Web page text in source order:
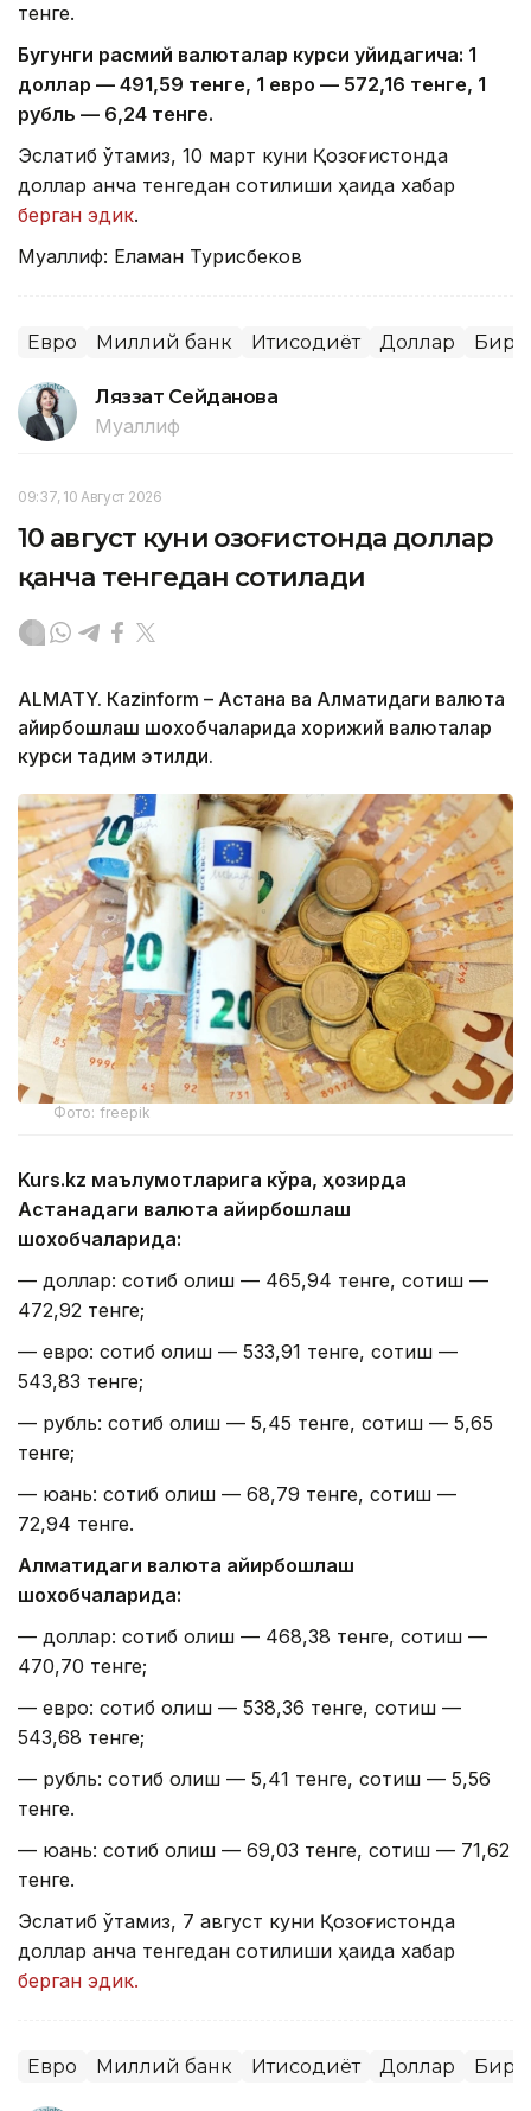
тенге.
Бугунги расмий валюталар курси қуйидагича: 1
доллар — 491,59 тенге, 1 евро — 572,16 тенге, 1
рубль — 6,24 тенге.
Эслатиб ўтамиз, 10 март куни Қозоғистонда
доллар қанча тенгедан сотилиши ҳақида хабар
берган эдик.
Муаллиф: Еламан Турисбеков
Евро Миллий банк Иқтисодиёт Доллар
Ляззат Сейданова
Муаллиф
09:37, 10 Август 2026
10 август куни Қозоғистонда доллар
қанча тенгедан сотилади
ALMATY. Кazinform – Астана ва Алматидаги валюта
айирбошлаш шохобчаларида хорижий валюталар
курси тақдим этилди.
Фото: freepik
Kurs.kz маълумотларига кўра, ҳозирда
Астанадаги валюта айирбошлаш
шохобчаларида:
— доллар: сотиб олиш — 465,94 тенге, сотиш —
472,92 тенге;
— евро: сотиб олиш — 533,91 тенге, сотиш —
543,83 тенге;
— рубль: сотиб олиш — 5,45 тенге, сотиш — 5,65
тенге;
— юань: сотиб олиш — 68,79 тенге, сотиш —
72,94 тенге.
Алматидаги валюта айирбошлаш
шохобчаларида:
— доллар: сотиб олиш — 468,38 тенге, сотиш —
470,70 тенге;
— евро: сотиб олиш — 538,36 тенге, сотиш —
543,68 тенге;
— рубль: сотиб олиш — 5,41 тенге, сотиш — 5,56
тенге.
— юань: сотиб олиш — 69,03 тенге, сотиш — 71,62
тенге.
Эслатиб ўтамиз, 7 август куни Қозоғистонда
доллар қанча тенгедан сотилиши ҳақида хабар
берган эдик.
Евро Миллий банк Иқтисодиёт Доллар